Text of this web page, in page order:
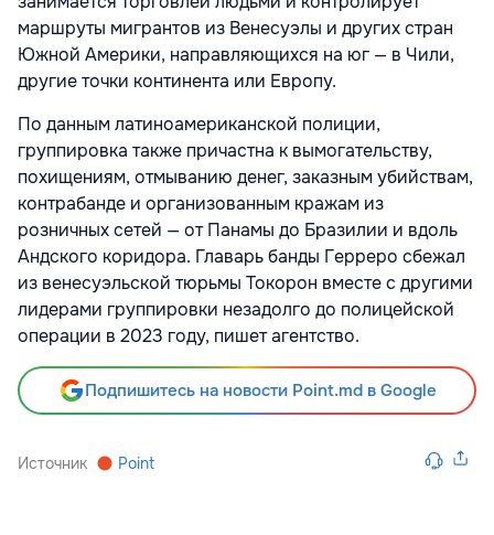
маршруты мигрантов из Венесуэлы и других стран
Южной Америки, направляющихся на юг — в Чили,
другие точки континента или Европу.
По данным латиноамериканской полиции,
группировка также причастна к вымогательству,
похищениям, отмыванию денег, заказным убийствам,
контрабанде и организованным кражам из
розничных сетей — от Панамы до Бразилии и вдоль
Андского коридора. Главарь банды Герреро сбежал
из венесуэльской тюрьмы Токорон вместе с другими
лидерами группировки незадолго до полицейской
операции в 2023 году, пишет агентство.
Подпишитесь на новости Point.md в Google
Источник Point